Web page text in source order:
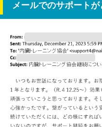
メールでのサポートが